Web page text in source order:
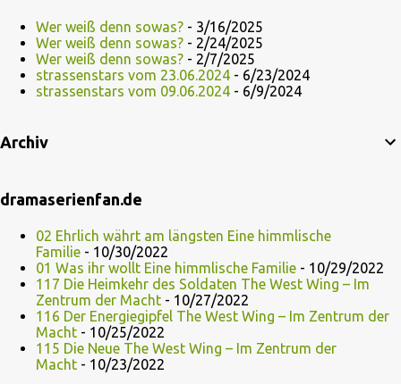
Wer weiß denn sowas? - 3/16/2025
Wer weiß denn sowas? - 2/24/2025
Wer weiß denn sowas? - 2/7/2025
strassenstars vom 23.06.2024 - 6/23/2024
strassenstars vom 09.06.2024 - 6/9/2024
Archiv
dramaserienfan.de
02 Ehrlich währt am längsten Eine himmlische
Familie - 10/30/2022
01 Was ihr wollt Eine himmlische Familie - 10/29/2022
117 Die Heimkehr des Soldaten The West Wing – Im
Zentrum der Macht - 10/27/2022
116 Der Energiegipfel The West Wing – Im Zentrum der
Macht - 10/25/2022
115 Die Neue The West Wing – Im Zentrum der
Macht - 10/23/2022